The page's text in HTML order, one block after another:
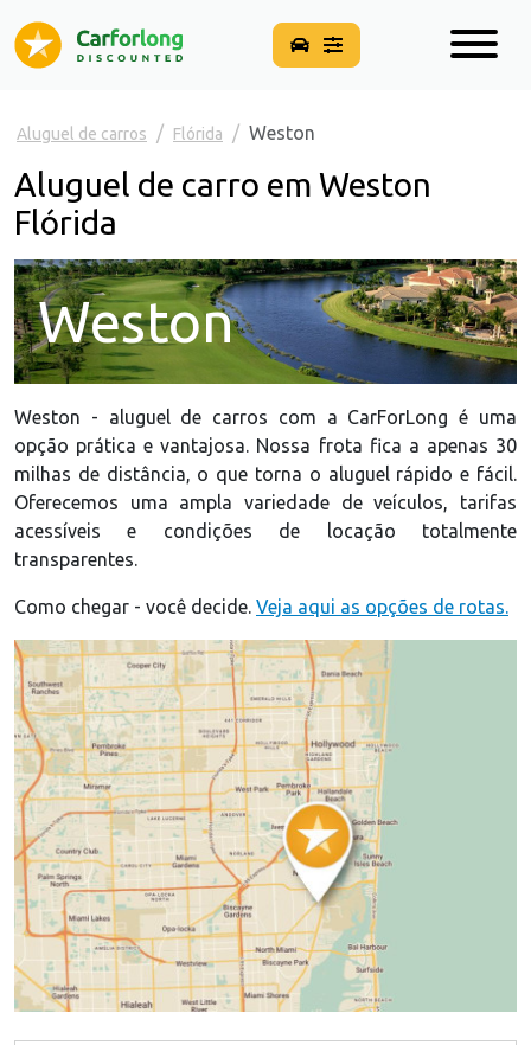
Aluguel de carros Flórida Weston
Aluguel de carro em Weston
Flórida
Weston
Weston - aluguel de carros com a CarForLong é uma
opção prática e vantajosa. Nossa frota fica a apenas 30
milhas de distância, o que torna o aluguel rápido e fácil.
Oferecemos uma ampla variedade de veículos, tarifas
acessíveis e condições de locação totalmente
transparentes.
Como chegar - você decide. Veja aqui as opções de rotas.